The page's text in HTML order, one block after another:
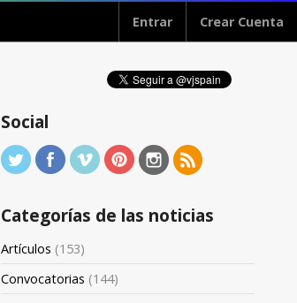
Entrar Crear Cuenta
Social
Categorías de las noticias
Artículos (153)
Convocatorias (144)